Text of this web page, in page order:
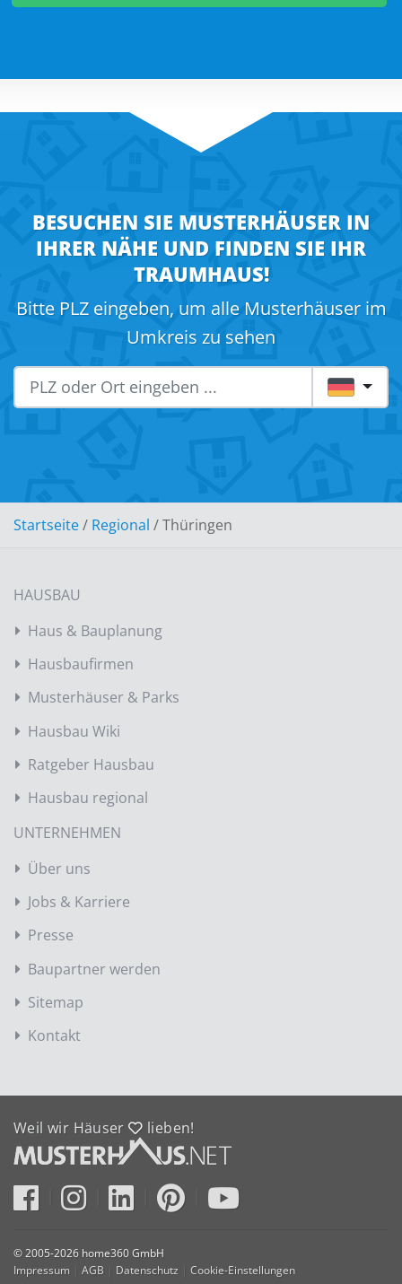
BESUCHEN SIE MUSTERHÄUSER IN
IHRER NÄHE UND FINDEN SIE IHR
TRAUMHAUS!
Bitte PLZ eingeben, um alle Musterhäuser im
Umkreis zu sehen
DE
Startseite/ Regional /Thüringen
HAUSBAU
Haus & Bauplanung
Hausbaufirmen
Musterhäuser & Parks
Hausbau Wiki
Ratgeber Hausbau
Hausbau regional
UNTERNEHMEN
Über uns
Jobs & Karriere
Presse
Baupartner werden
Sitemap
Kontakt
Weil wir Häuser lieben!
© 2005-2026 home360 GmbH
Impressum
AGB Datenschutz Cookie-Einstellungen